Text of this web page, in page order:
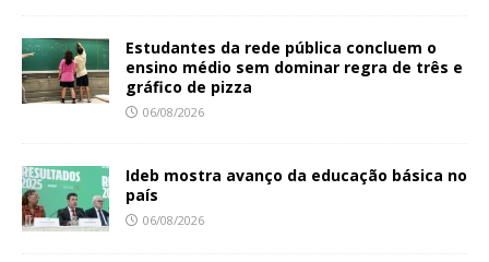
Estudantes da rede pública concluem o
ensino médio sem dominar regra de três e
gráfico de pizza
06/08/2026
Ideb mostra avanço da educação básica no
país
06/08/2026